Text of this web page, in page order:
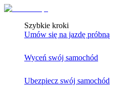
Szybkie kroki
Umów się na jazdę próbną
Wyceń swój samochód
Ubezpiecz swój samochód